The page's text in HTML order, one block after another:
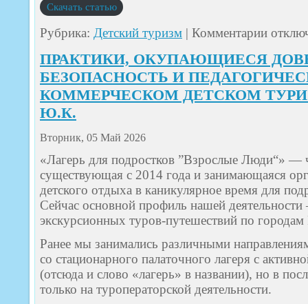
Скачать статью
Рубрика: Детский туризм | Комментариик
записи
«ОТ
К
Л.Г.,
Ю.А.,
Степнов
ПРАКТИКИ, ОКУПАЮЩИЕСЯ
БЕЗОПАСНОСТЬ И
КОММЕРЧЕСКОМ ДЕТСКОМ
Ю.К.
Вторник, 05 Май 2026
«Лагерь для подростков ”Взрослые Люди“» —
существующая с 2014 года и занимающаяся
детского отдыха в каникулярное время для
Сейчас основной профиль нашей
экскурсионных туров-путешествий по городам
Ранее мы занимались различными
со стационарного палаточного лагеря с
(отсюда и слово «лагерь» в названии), но в
только на туроператорской деятельности.